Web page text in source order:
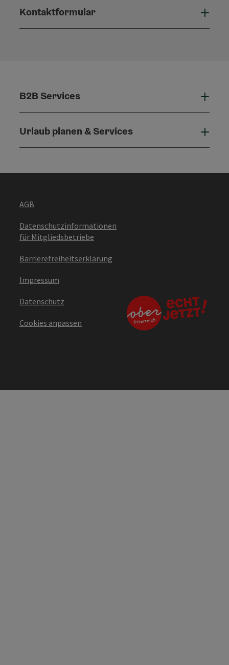
Kontaktformular
B2B Services
Urlaub planen & Services
AGB
Datenschutzinformationen
für Mitgliedsbetriebe
Barrierefreiheitserklärung
Impressum
Datenschutz
Cookies anpassen